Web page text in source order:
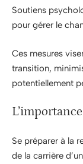
Soutiens
pour gérer le
Ces mesures
transition,
potentiellement
Se préparer à la
de la carrière